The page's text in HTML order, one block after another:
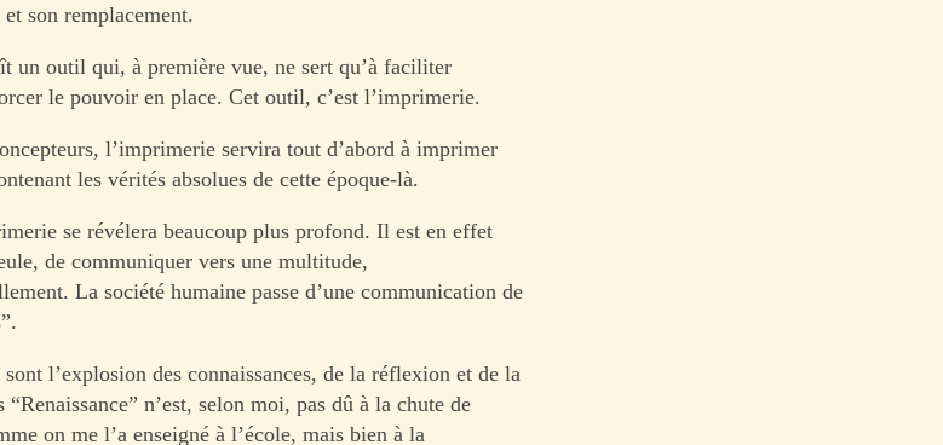
son remplacement.
un outil qui, à première vue, ne sert qu’à faciliter
le pouvoir en place. Cet outil, c’est l’imprimerie.
l’imprimerie servira tout d’abord à imprimer
les vérités absolues de cette époque-là.
se révélera beaucoup plus profond. Il est en effet
de communiquer vers une multitude,
La société humaine passe d’une communication de
l’explosion des connaissances, de la réflexion et de la
n’est, selon moi, pas dû à la chute de
on me l’a enseigné à l’école, mais bien à la